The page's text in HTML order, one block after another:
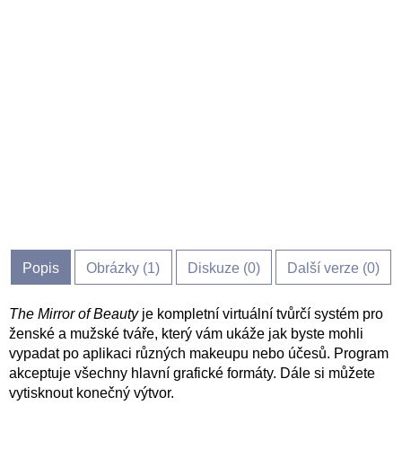
Popis Obrázky (1) Diskuze (0) Další verze (0)
The Mirror of Beautyje kompletní virtuální tvůrčí systém pro
ženské a mužské tváře, který vám ukáže jak byste mohli
vypadat po aplikaci různých makeupu nebo účesů. Program
akceptuje všechny hlavní grafické formáty. Dále si můžete
vytisknout konečný výtvor.